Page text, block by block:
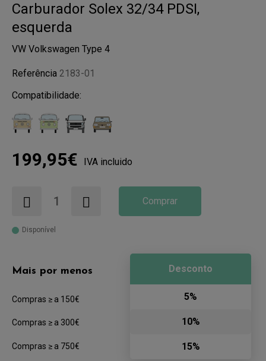
Carburador Solex 32/34 PDSI,
esquerda
VW Volkswagen Type 4
Referência 2183-01
Compatibilidade:
199,95€ IVA incluido
Comprar
Disponível
Mais por menos
Compras ≥ a 150€
Compras ≥ a 300€
Compras ≥ a 750€
Desconto
5%
10%
15%